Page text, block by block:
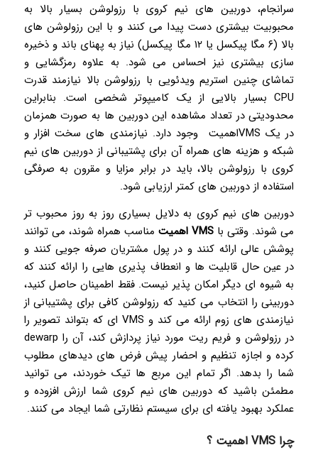
سرانجام، دوربین های نیم کروی با رزولوشن بسیار بالا به
محبوبیت بیشتری دست پیدا می کنند و با این رزولوشن های
بالا (۶ مگا پیکسل یا ۱۲ مگا پیکسل) نیاز به پهنای باند و ذخیره
سازی بیشتری نیز احساس می شود. به علاوه رمزگشایی و
تماشای چنین استریم ویدئویی با رزولوشن بالا نیازمند قدرت
CPU بسیار بالایی از یک کامیپوتر شخصی است. بنابراین
محدودیتی در تعداد مشاهده این دوربین ها به صورت همزمان
در یک VMSاهمیت وجود دارد. نیازمندی های سخت افزار و
شبکه و هزینه های همراه آن برای پشتیبانی از دوربین های نیم
کروی با رزولوشن بالا، باید در برابر مزایا و مقرون به صرفگی
استفاده از دوربین های کمتر ارزیابی شود.
دوربین های نیم کروی به دلایل بسیاری روز به روز محبوب تر
می شوند. وقتی با VMS اهمیت
مناسب همراه شوند، می توانند
پوشش عالی ارائه کنند و در پول مشتریان صرفه جویی کنند و
در عین حال قابلیت ها و انعطاف پذیری هایی را ارائه کنند که
به شیوه ای دیگر امکان پذیر نیست. فقط اطمینان حاصل کنید،
دوربینی را انتخاب می کنید که رزولوشن کافی برای پشتیبانی از
نیازمندی های زوم ارائه می کند و VMS ای که بتواند تصویر را
در رزولوشن و فریم ریت مورد نیاز پردازش کند، آن را dewarp
کرده و اجازه تنظیم و احضار پیش فرض های دیدهای مطلوب
شما را بدهد. اگر تمام این مربع ها تیک خوردند، می توانید
مطمئن باشید که دوربین های نیم کروی شما ارزش افزوده و
عملکرد بهبود یافته ای برای سیستم نظارتی شما ایجاد می کنند.
چرا VMS اهمیت ؟